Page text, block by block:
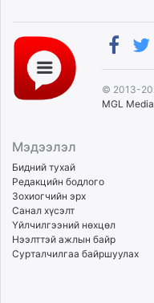
© 2013-
MGL
Мэдээлэл
Бидний тухай
Редакцийн бодлого
Зохиогчийн эрх
Санал хүсэлт
Үйлчилгээний нөхцөл
Нээлттэй ажлын байр
Сурталчилгаа байршуулах